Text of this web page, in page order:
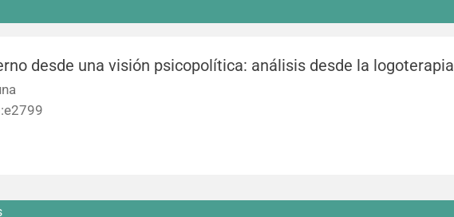
desde una visión psicopolítica: análisis desde la logoterapia